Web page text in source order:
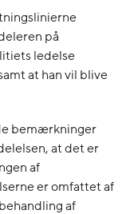
på
ledelse
at han vil blive
bemærkninger
at det er
af
er omfattet af
af